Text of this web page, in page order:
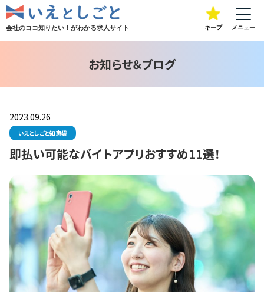
会社のココ知りたい！がわかる求人サイト キープ メニュー
お知らせ＆ブログ
2023.09.26
いえとしごと知恵袋
即払い可能なバイトアプリおすすめ11選！